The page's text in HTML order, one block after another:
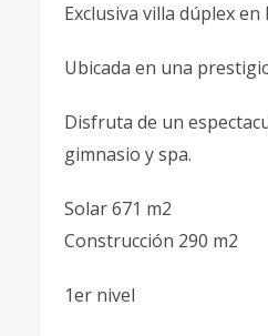
Exclusiva villa dúplex en
Ubicada en una
Disfruta de un
gimnasio y spa.
Solar 671 m2
Construcción 290 m2
1er nivel